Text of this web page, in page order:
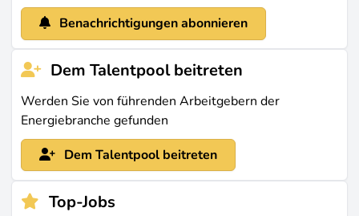
Benachrichtigungen abonnieren
Dem Talentpool beitreten
Werden Sie von führenden Arbeitgebern der
Energiebranche gefunden
Dem Talentpool beitreten
Top-Jobs